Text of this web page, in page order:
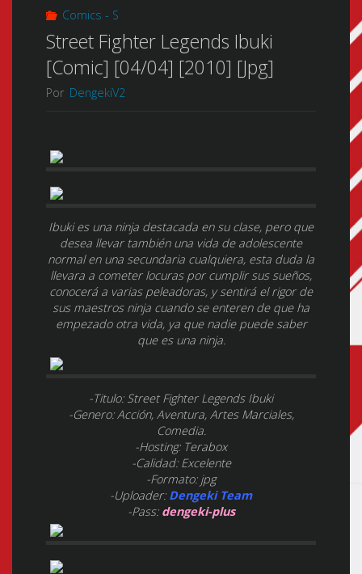
Comics - S
Street Fighter Legends Ibuki
[Comic] [04/04] [2010] [Jpg]
Por DengekiV2
Ibuki es una ninja destacada en su clase, pero que
desea llevar también una vida de adolescente
normal en una secundaria cualquiera, esta duda la
llevara a cometer locuras por cumplir sus sueños,
conocerá a varias peleadoras, y sentirá el rigor de
sus maestros ninja cuando se enteren de que ha
empezado otra vida, ya que nadie puede saber
que es una ninja.
-Titulo: Street Fighter Legends Ibuki
-Genero: Acción, Aventura, Artes Marciales,
Comedia.
-Hosting: Terabox
-Calidad: Excelente
-Formato: jpg
-Uploader: Dengeki Team
-Pass: dengeki-plus